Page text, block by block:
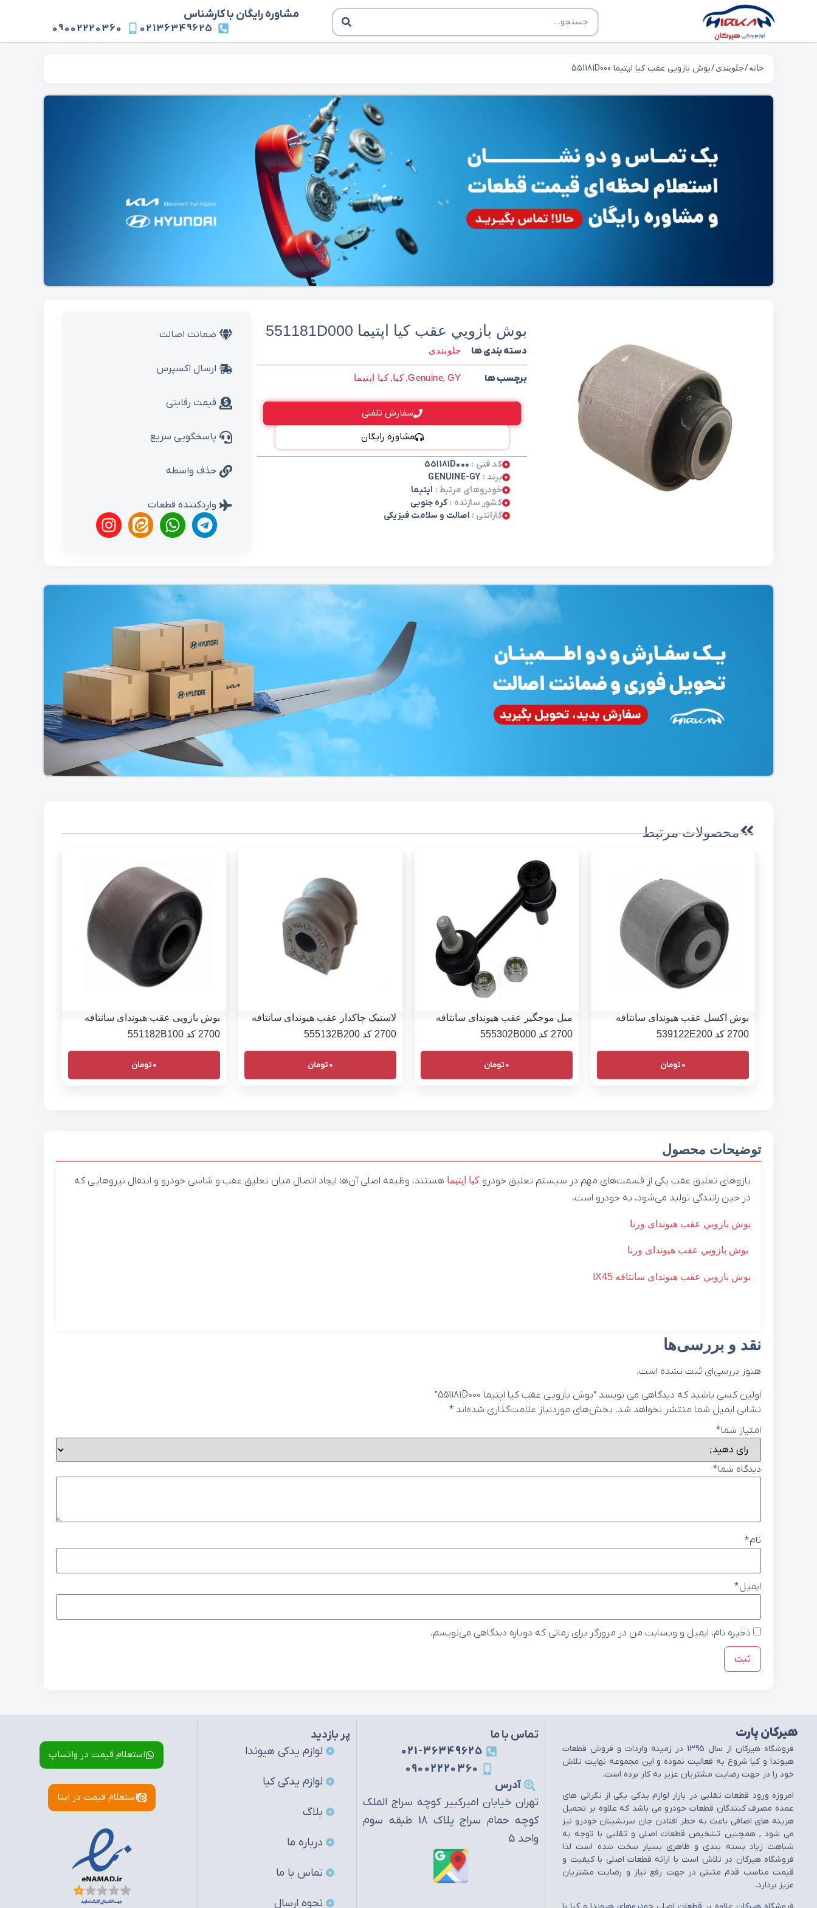
مشاوره رایگان با کارشناس
02136349625
09002220360
خانه/جلوبندی/ بوش بازويي عقب کیا اپتيما 551181D000
بوش بازويي عقب کیا اپتيما 551181D000
دسته بندی ها جلوبندی
برچسب ها Genuine, GY
,کیا,کیا اپتیما
سفارش تلفنی
مشاوره رایگان
کد فنی : 551181D000
برند : GENUINE-GY
خودروهای مرتبط : اپتیما
کشور سازنده :کره جنوبی
گارانتی : اصالت و سلامت فیزیکی
ضمانت اصالت
ارسال اکسپرس
قیمت رقابتی
پاسخگویی سریع
حذف واسطه
واردکننده قطعات
محصولات مرتبط
بوش اکسل عقب هیوندای سانتافه
2700 کد 539122E200
0تومان
میل موجگیر عقب هیوندای سانتافه
2700 کد 555302B000
0تومان
لاستیک چاکدار عقب هیوندای سانتافه
2700 کد 555132B200
0تومان
بوش بازویی عقب هیوندای سانتافه
2700 کد 551182B100
0تومان
توضیحات محصول
بازوهای تعلیق عقب یکی از قسمت‌های مهم در سیستم تعلیق خودرو کیا اپتیما هستند. وظیفه اصلی آن‌ها ایجاد اتصال میان تعلیق عقب و شاسی خودرو و انتقال نیروهایی که
در حین رانندگی تولید می‌شود، به خودرو است.
بوش بازويي عقب هیوندای ورنا
بوش بازويي عقب هیوندای ورنا
بوش بازويي عقب هیوندای سانتافه IX45
نقد و بررسی‌ها
هنوز بررسی‌ای ثبت نشده است.
اولین کسی باشید که دیدگاهی می نویسد “بوش بازويي عقب کیا اپتيما 551181D000”
نشانی ایمیل شما منتشر نخواهد شد. بخش‌های موردنیاز علامت‌گذاری شده‌اند *
امتیاز شما*
دیدگاه شما*
نام*
ایمیل*
ذخیره نام، ایمیل و وبسایت من در مرورگر برای زمانی که دوباره دیدگاهی می‌نویسم.
هیرکان پارت
فروشگاه هيرکان از سال 1395 در زمينه واردات و فروش قطعات
هيوندا و کيا شروع به فعاليت نموده و اين مجموعه نهايت تلاش
خود را در جهت رضايت مشتريان عزيز به کار برده است.
امروزه ورود قطعات تقلبي در بازار لوازم يدکي يکي از نگراني هاي
عمده مصرف کنندگان قطعات خودرو مي باشد که علاوه بر تحميل
هزينه هاي اضافي باعث به خطر افتادن جان سرنشينان خودرو نيز
مي شود , همچنين تشخيص قطعات اصلي و تقلبي با توجه به
شباهت زياد بسته بندي و ظاهري بسيار سخت شده است لذا
فروشگاه هيرکان در تلاش است با ارائه قطعات اصلي با کيفيت و
قيمت مناسب قدم مثبتي در جهت رفع نياز و رضايت مشتريان
عزيز بردارد.
تماس با ما
021-36349625
09002220360
آدرس
تهران خیابان امیرکبیر کوچه سراج الملک
کوچه حمام سراج پلاک 18 طبقه سوم
واحد 5
پر بازدید
لوازم یدکی هیوندا
لوازم یدکی کیا
بلاگ
درباره ما
تماس با ما
نحوه ارسال
استعلام قیمت در واتساپ
استعلام قیمت در ایتا